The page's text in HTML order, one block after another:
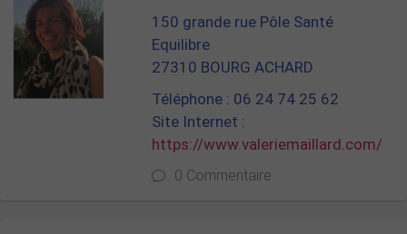
150 grande rue Pôle Santé
Equilibre
27310 BOURG ACHARD
Téléphone : 06 24 74 25 62
Site Internet :
https://www.valeriemaillard.com/
0 Commentaire